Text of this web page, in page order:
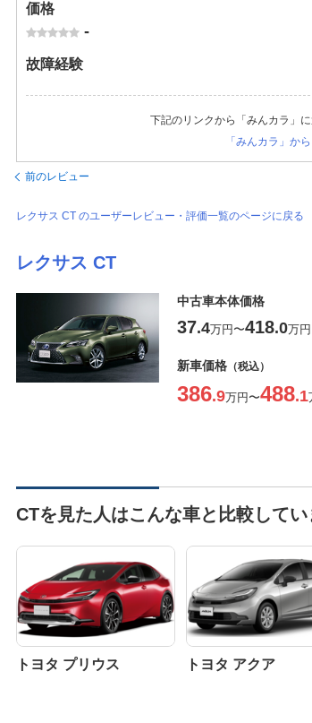
価格
-
故障経験
下記のリンクから「みんカラ」
「みんカラ」か
前のレビュー
レクサス CT のユーザーレビュー・評価一覧のページに戻る
レクサス CT
中古車本体価格
37.4万円〜418.0万円
新車価格 （税込）
386.9万円〜488.1
CTを見た人はこんな車と比較してい
トヨタ プリウス トヨタ アクア